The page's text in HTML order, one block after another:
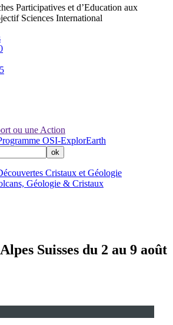
Participatives et d’Education aux
Sciences International
ou une Action
OSI-ExplorEarth
Cristaux et Géologie
Géologie & Cristaux
Suisses du 2 au 9 août